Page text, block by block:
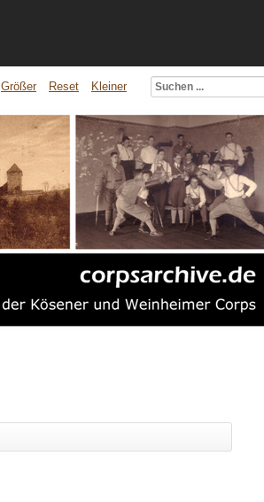
Größer Reset Kleiner